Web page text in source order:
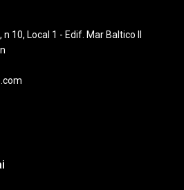
10, Local 1 - Edif. Mar Baltico II